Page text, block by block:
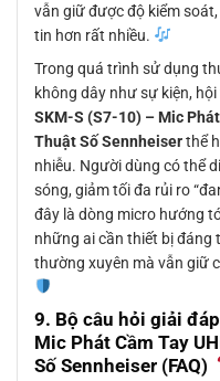
vẫn giữ được độ kiểm
tin hơn rất nhiều.
Trong quá trình sử dụng
không dây như sự kiện,
SKM-S (S7-10) – Mic
Thuật Số Sennheiserthể
nhiễu. Người dùng có thể
sóng, giảm tối đa rủi ro
đây là dòng micro hướng
những ai cần thiết bị đáng
thường xuyên mà vẫn giữ
9. Bộ câu hỏi giải
Mic Phát Cầm Tay
Số Sennheiser (FAQ)